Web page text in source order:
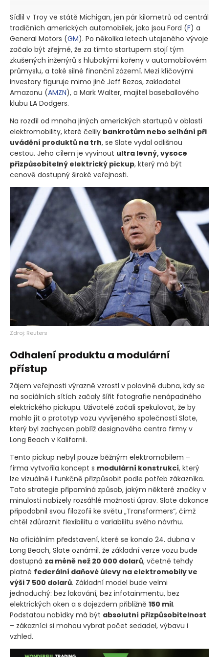
Sídlil v Troy ve státě Michigan, jen pár kilometrů od centrál
tradičních amerických automobilek, jako jsou Ford (F) a
General Motors (GM). Po několika letech utajeného vývoje
začalo být zřejmé, že za tímto startupem stojí tým
zkušených inženýrů s hlubokými kořeny v automobilovém
průmyslu, a také silné finanční zázemí. Mezi klíčovými
investory figuruje mimo jiné Jeff Bezos, zakladatel
Amazonu (AMZN), a Mark Walter, majitel baseballového
klubu LA Dodgers.
Na rozdíl od mnoha jiných amerických startupů v oblasti
elektromobility, které čelily bankrotům nebo selhání při
uvádění produktů na trh, se Slate vydal odlišnou
cestou. Jeho cílem je vyvinout ultra levný, vysoce
přizpůsobitelný elektrický pickup, který má být
cenově dostupný široké veřejnosti.
Zdroj: Reuters
Odhalení produktu a modulární
přístup
Zájem veřejnosti výrazně vzrostl v polovině dubna, kdy se
na sociálních sítích začaly šířit fotografie nenápadného
elektrického pickupu. Uživatelé začali spekulovat, že by
mohlo jít o prototyp vozu vyvíjeného společností Slate,
který byl zachycen poblíž designového centra firmy v
Long Beach v Kalifornii.
Tento pickup nebyl pouze běžným elektromobilem –
firma vytvořila koncept s modulární konstrukcí, který
lze vizuálně i funkčně přizpůsobit podle potřeb zákazníka.
Tato strategie připomíná způsob, jakým některé značky v
minulosti nabízely rozsáhlé možnosti úprav. Slate dokonce
připodobnil svou filozofii ke světu „Transformers“, čímž
chtěl zdůraznit flexibilitu a variabilitu svého návrhu.
Na oficiálním představení, které se konalo 24. dubna v
Long Beach, Slate oznámil, že základní verze vozu bude
dostupná za méně než 20 000 dolarů, včetně tehdy
platné federální daňové úlevy na elektromobily ve
výši 7 500 dolarů. Základní model bude velmi
jednoduchý: bez lakování, bez infotainmentu, bez
elektrických oken a s dojezdem přibližně 150 mil.
Podstatou nabídky má být absolutní přizpůsobitelnost
– zákazníci si mohou vybrat počet sedadel, výbavu i
vzhled.